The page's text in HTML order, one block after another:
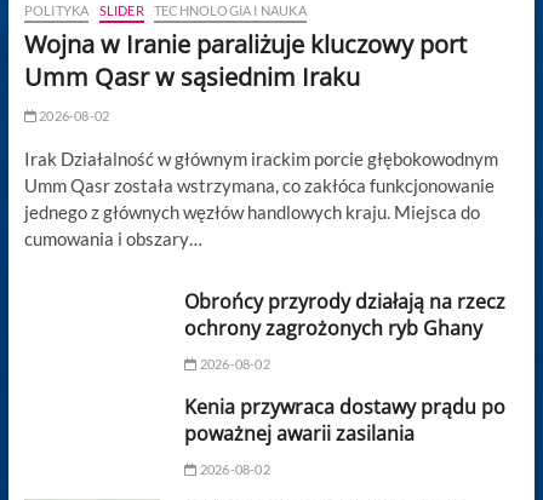
POLITYKA SLIDER TECHNOLOGIA I NAUKA
Wojna w Iranie paraliżuje kluczowy port
Umm Qasr w sąsiednim Iraku
2026-08-02
Irak Działalność w głównym irackim porcie głębokowodnym
Umm Qasr została wstrzymana, co zakłóca funkcjonowanie
jednego z głównych węzłów handlowych kraju. Miejsca do
cumowania i obszary…
Obrońcy przyrody działają na rzecz
ochrony zagrożonych ryb Ghany
2026-08-02
Kenia przywraca dostawy prądu po
poważnej awarii zasilania
2026-08-02